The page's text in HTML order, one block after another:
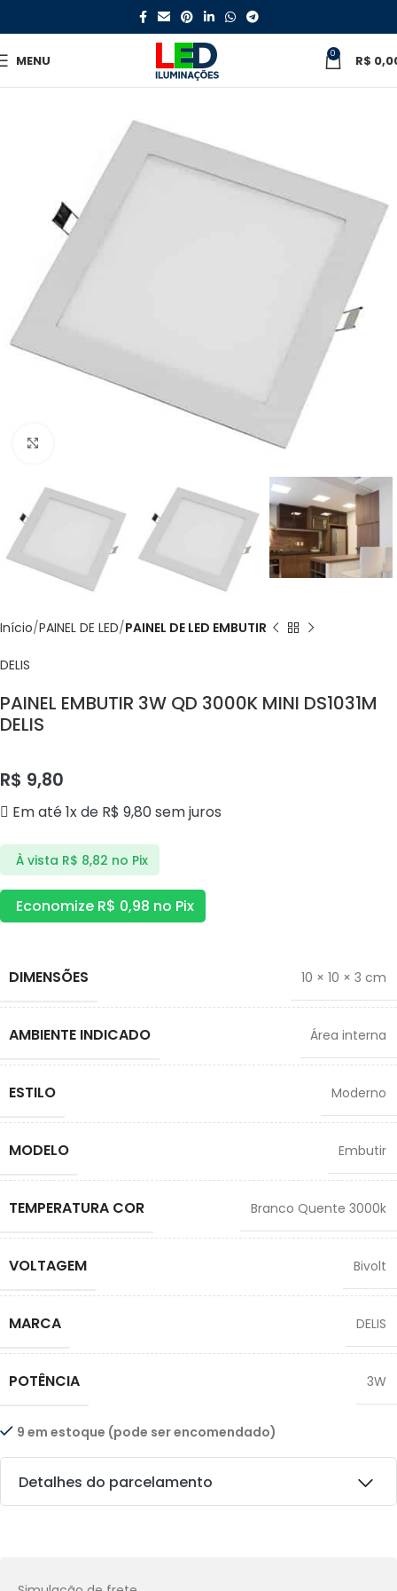
MENU 0 R$
Início PAINEL DE LED PAINEL DE LED EMBUTIR
DELIS
PAINEL EMBUTIR 3W QD 3000K MINI DS1031M
DELIS
R$ 9,80
Em até 1x de R$ 9,80sem juros
À vista R$ 8,82 no Pix
Economize R$ 0,98 no Pix
DIMENSÕES 10 × 10 × 3 cm
AMBIENTE INDICADO Área interna
ESTILO Moderno
MODELO Embutir
TEMPERATURA COR Branco Quente 3000k
VOLTAGEM Bivolt
MARCA DELIS
POTÊNCIA 3W
9 em estoque (pode ser encomendado)
Detalhes do parcelamento